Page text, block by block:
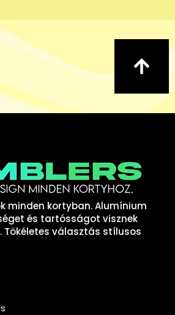
minden kortyban. Alumínium
és tartósságot visznek
választás stílusos